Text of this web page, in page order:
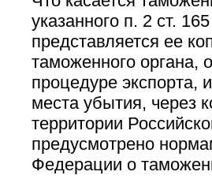
указанного п. 2 ст.
представляется ее
таможенного органа,
процедуре экспорта,
места убытия, через
территории
предусмотрено
Федерации о